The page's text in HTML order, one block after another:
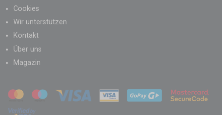
Cookies
Wir unterstützen
Kontakt
Über uns
Magazin